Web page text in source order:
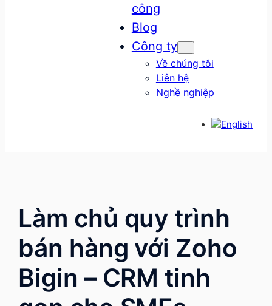
công
Blog
Công ty
Về chúng tôi
Liên hệ
Nghề nghiệp
Làm chủ quy trình
bán hàng với Zoho
Bigin – CRM tinh